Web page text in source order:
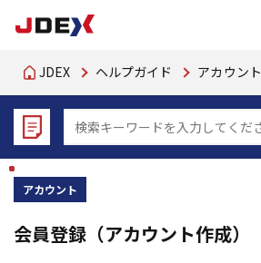
JDEX ヘルプガイド アカウント
アカウント
会員登録（アカウント作成）